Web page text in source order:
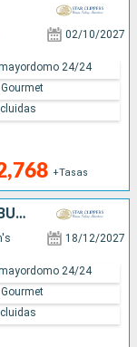
02/10/2027
+Tasas
24/24
FRANCIA, DOMINICA, ANTIGUA Y BARBUDA
18/12/2027
24/24